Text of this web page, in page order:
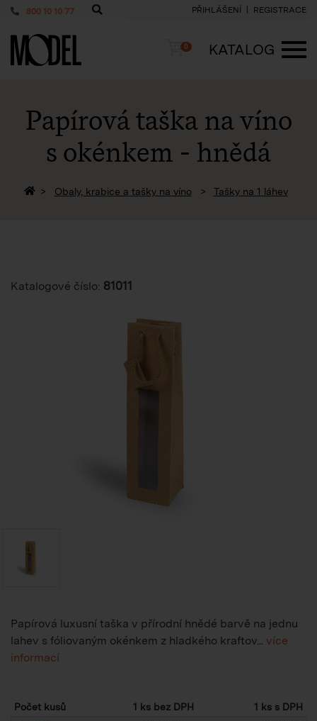
800 10 10 77 PŘIHLÁŠENÍ REGISTRACE
PackShop Košík
0
KATALOG
Papírová taška na víno
s okénkem - hnědá
Zpět na homepage
Obaly, krabice a tašky na víno Tašky na 1 láhev
Katalogové číslo: 81011
Papírová luxusní taška v přírodní hnědé barvě na jednu
lahev s fóliovaným okénkem z hladkého kraftov... více
informací
Počet kusů 1 ks bez DPH
1 ks s DPH